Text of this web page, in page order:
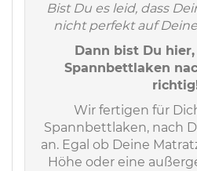
Bist Du es leid, dass
nicht perfekt auf
Dann bist Du
Spannbettlaken
Wir fertigen für
Spannbettlaken, nach
an. Egal ob Deine
Höhe oder eine